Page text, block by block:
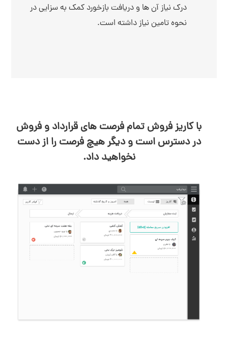
درک نیاز آن ها و دریافت بازخورد کمک به سزایی در
نحوه تامین نیاز داشته است.
با کاریز فروش تمام فرصت های قرارداد و فروش
در دسترس است و دیگر هیچ فرصت را از دست
نخواهید داد.